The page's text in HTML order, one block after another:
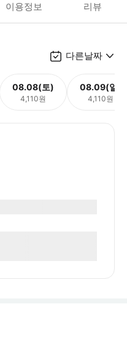
이용정보 리뷰
다른날짜
08.08(토)
4,110원
08.09(일)
4,110원